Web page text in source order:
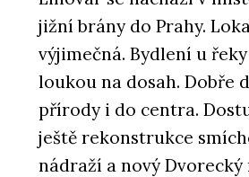
jižní brány do Prahy.
výjimečná. Bydlení u
loukou na dosah. Dobře
přírody i do centra.
ještě rekonstrukce
nádraží a nový